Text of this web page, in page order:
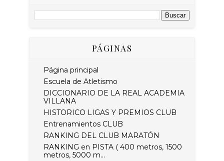
PÁGINAS
Página principal
Escuela de Atletismo
DICCIONARIO DE LA REAL ACADEMIA
VILLANA
HISTORICO LIGAS Y PREMIOS CLUB
Entrenamientos CLUB
RANKING DEL CLUB MARATÓN
RANKING en PISTA ( 400 metros, 1500
metros, 5000 m...